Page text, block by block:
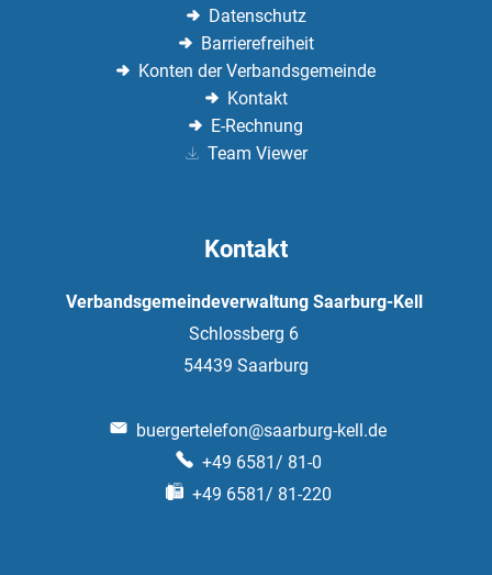
Datenschutz
Barrierefreiheit
Konten der Verbandsgemeinde
Kontakt
E-Rechnung
Team Viewer
Kontakt
Verbandsgemeindeverwaltung Saarburg-Kell
Schlossberg 6
54439 Saarburg
buergertelefon@saarburg-kell.de
+49 6581/ 81-0
+49 6581/ 81-220